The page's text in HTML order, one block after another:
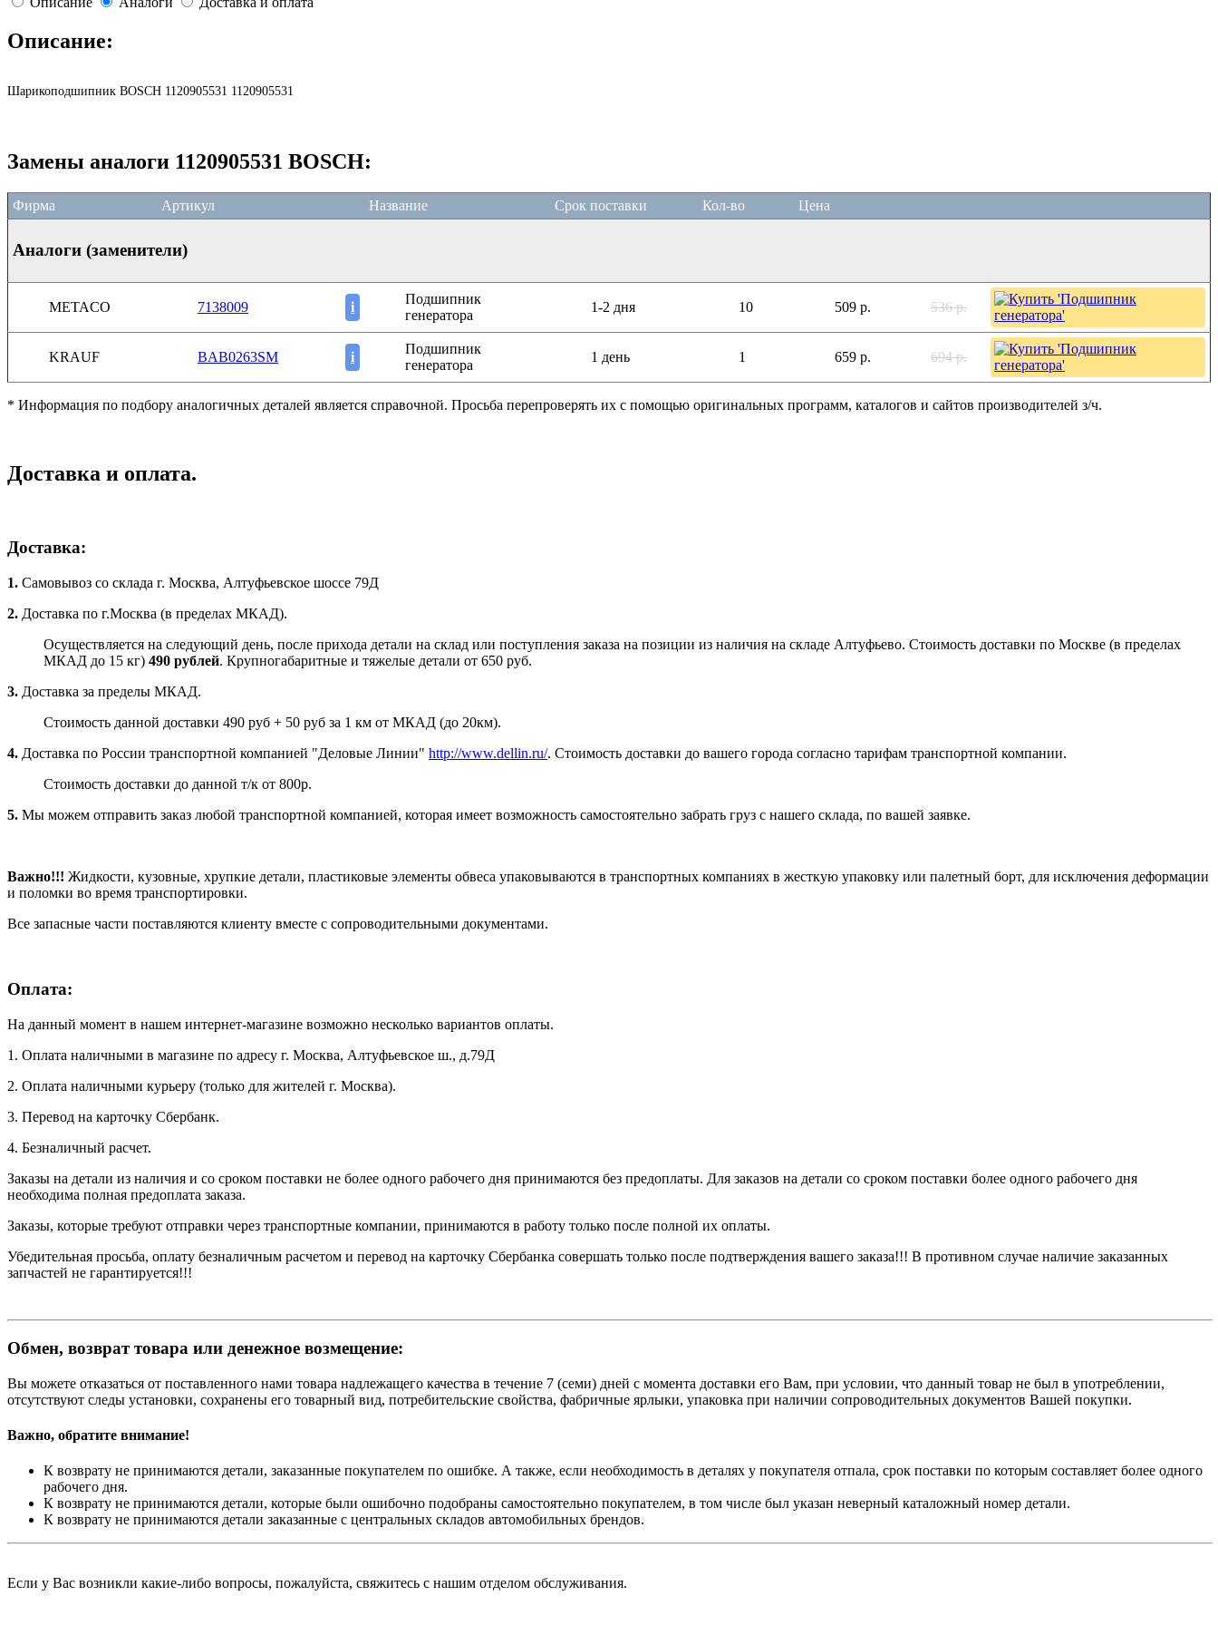
Описание:
Шарикоподшипник BOSCH 1120905531 1120905531
Замены аналоги 1120905531 BOSCH:
Фирма Артикул Название Срок поставки Кол-во Цена
Аналоги (заменители)
METACO 7138009 i
Подшипник
генератора
1-2 дня 10 509 р. 536 р.
KRAUF BAB0263SM i
Подшипник
генератора
1 день 1 659 р. 694 р.
* Информация по подбору аналогичных деталей является справочной. Просьба перепроверять их с помощью оригинальных программ, каталогов и сайтов производителей з/ч.
Доставка и оплата.
Доставка:
1. Самовывоз со склада г. Москва, Алтуфьевское шоссе 79Д
2. Доставка по г.Москва (в пределах МКАД).
Осуществляется на следующий день, после прихода детали на склад или поступления заказа на позиции из наличия на складе Алтуфьево. Стоимость доставки по Москве (в пределах
МКАД до 15 кг) 490 рублей. Крупногабаритные и тяжелые детали от 650 руб.
3. Доставка за пределы МКАД.
Стоимость данной доставки 490 руб + 50 руб за 1 км от МКАД (до 20км).
4. Доставка по России транспортной компанией "Деловые Линии" http://www.dellin.ru/. Стоимость доставки до вашего города согласно тарифам транспортной компании.
Стоимость доставки до данной т/к от 800р.
5. Мы можем отправить заказ любой транспортной компанией, которая имеет возможность самостоятельно забрать груз с нашего склада, по вашей заявке.
Важно!!! Жидкости, кузовные, хрупкие детали, пластиковые элементы обвеса упаковываются в транспортных компаниях в жесткую упаковку или палетный борт, для исключения деформации
и поломки во время транспортировки.
Все запасные части поставляются клиенту вместе с сопроводительными документами.
Оплата:
На данный момент в нашем интернет-магазине возможно несколько вариантов оплаты.
1. Оплата наличными в магазине по адресу г. Москва, Алтуфьевское ш., д.79Д
2. Оплата наличными курьеру (только для жителей г. Москва).
3. Перевод на карточку Сбербанк.
4. Безналичный расчет.
Заказы на детали из наличия и со сроком поставки не более одного рабочего дня принимаются без предоплаты. Для заказов на детали со сроком поставки более одного рабочего дня
необходима полная предоплата заказа.
Заказы, которые требуют отправки через транспортные компании, принимаются в работу только после полной их оплаты.
Убедительная просьба, оплату безналичным расчетом и перевод на карточку Сбербанка совершать только после подтверждения вашего заказа!!! В противном случае наличие заказанных
запчастей не гарантируется!!!
Обмен, возврат товара или денежное возмещение:
Вы можете отказаться от поставленного нами товара надлежащего качества в течение 7 (семи) дней с момента доставки его Вам, при условии, что данный товар не был в употреблении,
отсутствуют следы установки, сохранены его товарный вид, потребительские свойства, фабричные ярлыки, упаковка при наличии сопроводительных документов Вашей покупки.
Важно, обратите внимание!
К возврату не принимаются детали, заказанные покупателем по ошибке. А также, если необходимость в деталях у покупателя отпала, срок поставки по которым составляет более одного
рабочего дня.
К возврату не принимаются детали, которые были ошибочно подобраны самостоятельно покупателем, в том числе был указан неверный каталожный номер детали.
К возврату не принимаются детали заказанные с центральных складов автомобильных брендов.
Если у Вас возникли какие-либо вопросы, пожалуйста, свяжитесь с нашим отделом обслуживания.